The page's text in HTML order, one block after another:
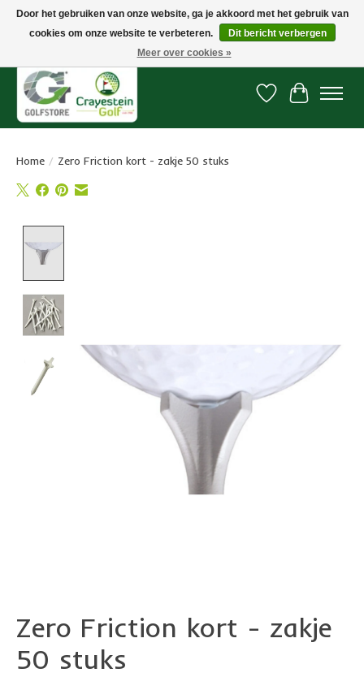
Snelle levering, gratis vanaf € 100. Onze oncourse Golfshop in Dordrecht is
Verlanglijst
Home / Zero Friction kort - zakje 50 stuks
Zero Friction kort - zakje
50 stuks
Door het gebruiken van onze website, ga je akkoord met het gebruik van
cookies om onze website te verbeteren.
Dit bericht verbergen
Meer over cookies »